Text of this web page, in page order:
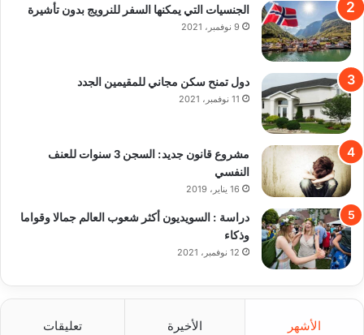
الجنسيات التي يمكنها السفر للنرويج بدون تأشيرة
9 نوفمبر، 2021
دول تمنح سكن مجاني للمقيمين الجدد
11 نوفمبر، 2021
مشروع قانون جديد: السجن 3 سنوات للعنف
النفسي
16 يناير، 2019
دراسة : السويديون أكثر شعوب العالم جمالا وقواما
وذكاء
12 نوفمبر، 2021
الأشهر الأخيرة تعليقات